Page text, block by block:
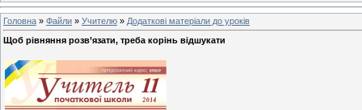
Головна » Файли » Учителю » Додаткові матеріали до уроків
Щоб рівняння розв’язати, треба корінь відшукати